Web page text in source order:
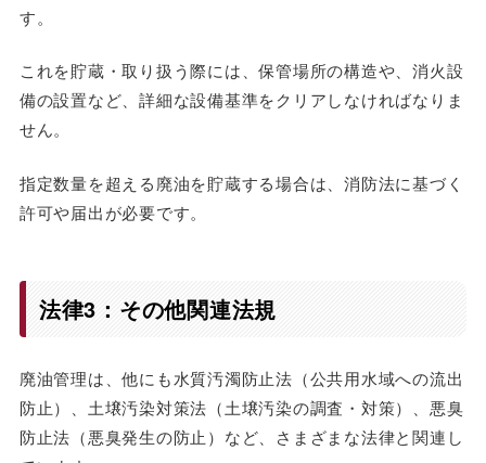
す。
これを貯蔵・取り扱う際には、保管場所の構造や、消火設
備の設置など、詳細な設備基準をクリアしなければなりま
せん。
指定数量を超える廃油を貯蔵する場合は、消防法に基づく
許可や届出が必要です。
法律3：その他関連法規
廃油管理は、他にも水質汚濁防止法（公共用水域への流出
防止）、土壌汚染対策法（土壌汚染の調査・対策）、悪臭
防止法（悪臭発生の防止）など、さまざまな法律と関連し